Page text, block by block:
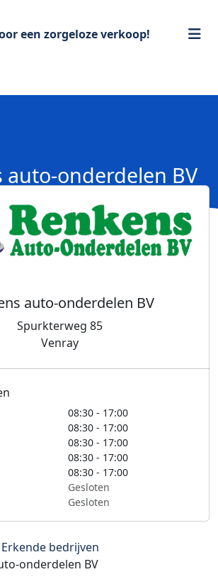
een zorgeloze verkoop!
auto-onderdelen BV
auto-onderdelen BV
Spurkterweg 85
Venray
08:30 - 17:00
08:30 - 17:00
08:30 - 17:00
08:30 - 17:00
08:30 - 17:00
Gesloten
Gesloten
Erkende bedrijven
onderdelen BV